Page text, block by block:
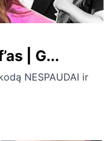
| G...
NESPAUDAI ir